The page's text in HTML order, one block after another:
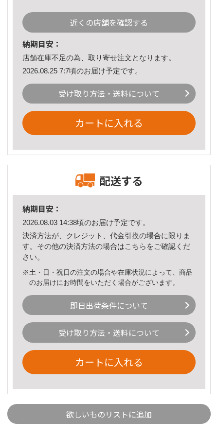
近くの店舗を確認する
納期目安：
店舗在庫不足の為、取り寄せ注文となります。
2026.08.25 7:7頃のお届け予定です。
受け取り方法・送料について
カートに入れる
配送する
納期目安：
2026.08.03 14:38頃のお届け予定です。
決済方法が、クレジット、代金引換の場合に限りま
す。その他の決済方法の場合はこちら をご確認くだ
さい。
※土・日・祝日の注文の場合や在庫状況によって、商品
のお届けにお時間をいただく場合がございます。
即日出荷条件について
受け取り方法・送料について
カートに入れる
欲しいものリストに追加